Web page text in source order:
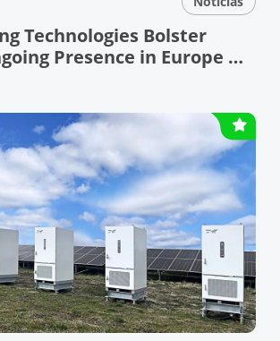
Technologies Bolster
Presence in Europe —
& KEY ENERGY 2026